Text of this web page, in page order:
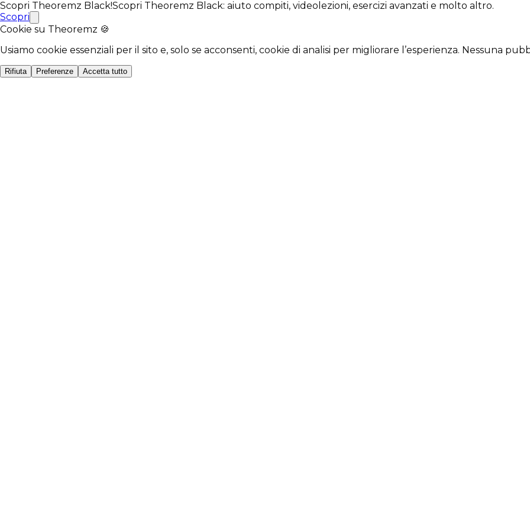
Scopri Theoremz Black!Scopri Theoremz Black: aiuto compiti, videolezioni, esercizi avanzati e molto altro.
Scopri
Cookie su Theoremz 🍪
Usiamo cookie essenziali per il sito e, solo se acconsenti, cookie di analisi per migliorare l’esperienza. Nessuna
Rifiuta Preferenze Accetta tutto